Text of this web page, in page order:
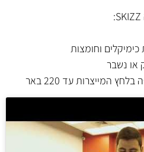
וחומצות
או נשבר
המייצרות עד 220 באר